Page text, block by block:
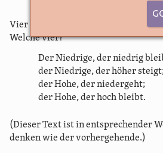
Vier Menschen, ihr Mönche, sind in
Welche vier?
Der Niedrige, der niedrig
der Niedrige, der höher
der Hohe, der niedergeht;
der Hohe, der hoch bleibt.
(Dieser Text ist in entsprechender
denken wie der vorhergehende.)